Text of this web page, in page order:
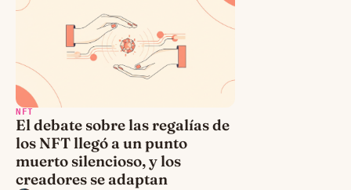
NFT
El debate sobre las regalías de
los NFT llegó a un punto
muerto silencioso, y los
creadores se adaptan